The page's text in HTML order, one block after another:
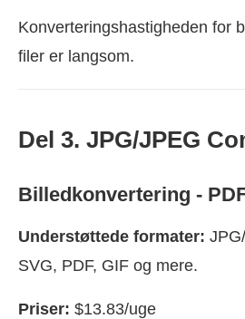
Konverteringshastigheden for
filer er langsom.
Del 3. JPG/JPEG
Billedkonvertering -
Understøttede formater:
SVG, PDF, GIF og mere.
Priser: $13.83/uge